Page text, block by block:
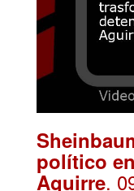
político
Aguirre.